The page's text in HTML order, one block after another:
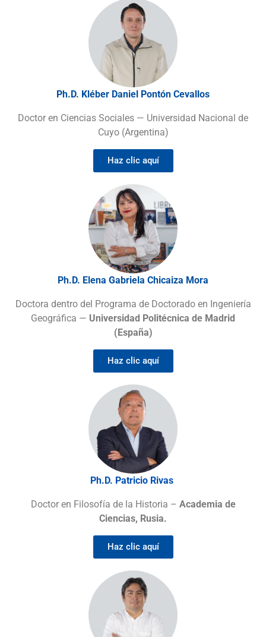
Ph.D. Kléber Daniel Pontón Cevallos
Doctor en Ciencias Sociales — Universidad Nacional de
Cuyo (Argentina)
Haz clic aquí
Ph.D. Elena Gabriela Chicaiza Mora
Doctora dentro del Programa de Doctorado en Ingeniería
Geográfica — Universidad Politécnica de Madrid
(España)
Haz clic aquí
Ph.D. Patricio Rivas
Doctor en Filosofía de la Historia – Academia de
Ciencias, Rusia.
Haz clic aquí